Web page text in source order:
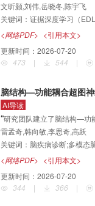
出对预测进行证据建模，介
领域的研究进展，该团队系
缺、异质性与不均衡三大挑
全可靠的下一代智能医学影
图。”
文昕颢,刘伟,岳晓冬,陈宇飞
关键词： 证据深度学习（EDL）;医学影像
<网络PDF> <引用本文>
更新时间： 2026-07-20
473
| 544 |
脑结构—功能耦合超图
AI导读
“研究团队建立了脑结构—功
系，以结构—功能耦合为先验
训练与超图计算相结合，为
向。”
雷孟奇,韩向敏,李思奇,高跃
关键词： 脑疾病诊断;多模态脑网络;结构—功能耦合（SFC
<网络PDF> <引用本文>
更新时间： 2026-07-20
344
| 366 |